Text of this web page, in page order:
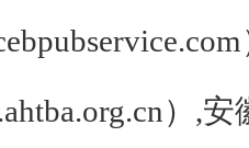
）,